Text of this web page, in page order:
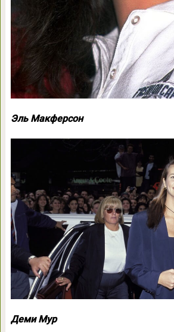
Эль Макферсон
Деми Мур